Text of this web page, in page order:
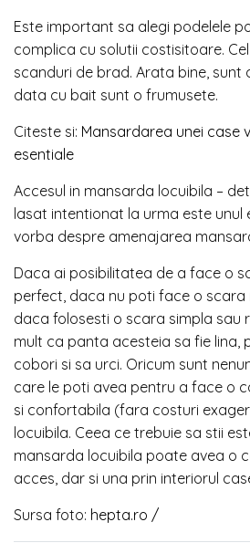
Este important sa alegi podelele
complica cu solutii costisitoare.
scanduri de brad. Arata bine, sunt
data cu bait sunt o frumusete.
Citeste si: Mansardarea unei case
esentiale
Accesul in mansarda locuibila –
lasat intentionat la urma este unul
vorba despre amenajarea
Daca ai posibilitatea de a face o
perfect, daca nu poti face o
daca folosesti o scara simpla
mult ca panta acesteia sa fie lina,
cobori si sa urci. Oricum sunt
care le poti avea pentru a face o
si confortabila (fara costuri
locuibila. Ceea ce trebuie sa stii
mansarda locuibila poate avea o
acces, dar si una prin interiorul
Sursa foto: hepta.ro /